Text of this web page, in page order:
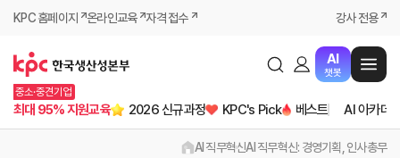
KPC 홈페이지 온라인교육 자격 접수 강사 전용
AI
챗봇
중소·중견기업
최대 95% 지원교육 2026 신규과정 KPC's Pick 베스트 AI 아카데
AI 직무혁신AI 직무혁신: 경영기획, 인사총무